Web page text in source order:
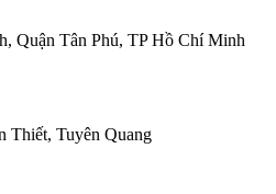
Quận Tân Phú, TP Hồ Chí Minh
Thiết, Tuyên Quang